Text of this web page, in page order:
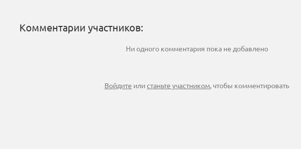
Комментарии участников:
Ни одного комментария пока не добавлено
Войдите илистаньте участником, чтобы комментировать